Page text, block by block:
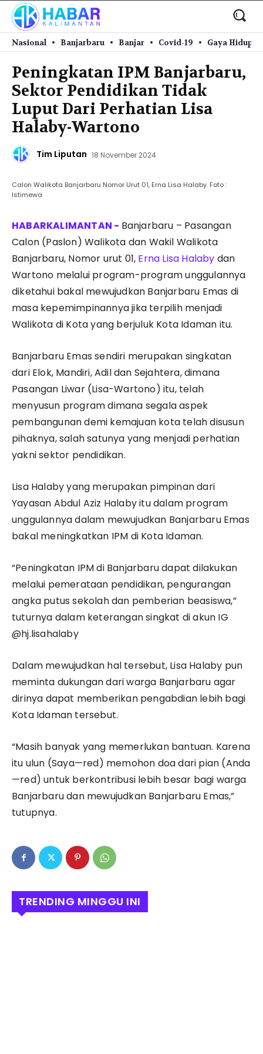
Nasional Banjarbaru Banjar Covid-19 Gaya Hidup
Peningkatan IPM Banjarbaru,
Sektor Pendidikan Tidak
Luput Dari Perhatian Lisa
Halaby-Wartono
Tim Liputan 18 November 2024
Calon Walikota Banjarbaru Nomor Urut 01, Erna Lisa Halaby. Foto :
Istimewa
Banjarbaru – Pasangan
Calon (Paslon) Walikota dan Wakil Walikota
Banjarbaru, Nomor urut 01, Erna Lisa Halaby dan
Wartono melalui program-program unggulannya
diketahui bakal mewujudkan Banjarbaru Emas di
masa kepemimpinannya jika terpilih menjadi
Walikota di Kota yang berjuluk Kota Idaman itu.
Banjarbaru Emas sendiri merupakan singkatan
dari Elok, Mandiri, Adil dan Sejahtera, dimana
Pasangan Liwar (Lisa-Wartono) itu, telah
menyusun program dimana segala aspek
pembangunan demi kemajuan kota telah disusun
pihaknya, salah satunya yang menjadi perhatian
yakni sektor pendidikan.
Lisa Halaby yang merupakan pimpinan dari
Yayasan Abdul Aziz Halaby itu dalam program
unggulannya dalam mewujudkan Banjarbaru Emas
bakal meningkatkan IPM di Kota Idaman.
“Peningkatan IPM di Banjarbaru dapat dilakukan
melalui pemerataan pendidikan, pengurangan
angka putus sekolah dan pemberian beasiswa,”
tuturnya dalam keterangan singkat di akun IG
@hj.lisahalaby
Dalam mewujudkan hal tersebut, Lisa Halaby pun
meminta dukungan dari warga Banjarbaru agar
dirinya dapat memberikan pengabdian lebih bagi
Kota Idaman tersebut.
“Masih banyak yang memerlukan bantuan. Karena
itu ulun (Saya—red) memohon doa dari pian (Anda
—red) untuk berkontribusi lebih besar bagi warga
Banjarbaru dan mewujudkan Banjarbaru Emas,”
tutupnya.
TRENDING MINGGU INI